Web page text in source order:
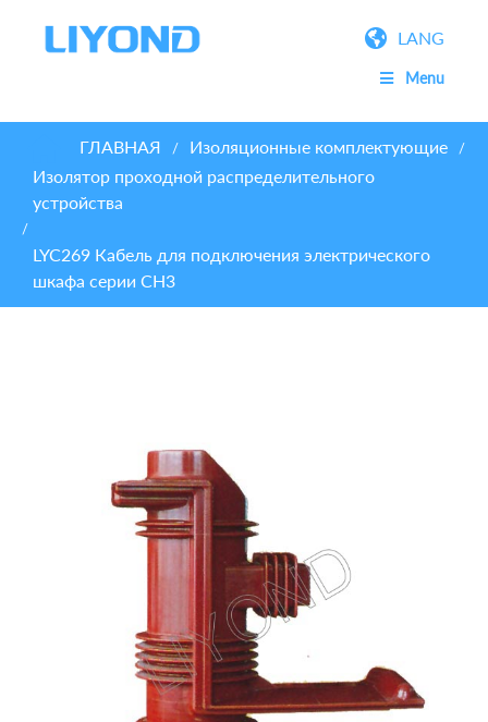
LANG
Menu
ГЛАВНАЯ / Изоляционные комплектующие /
Изолятор проходной распределительного
устройства
/
LYC269 Кабель для подключения электрического
шкафа серии CH3